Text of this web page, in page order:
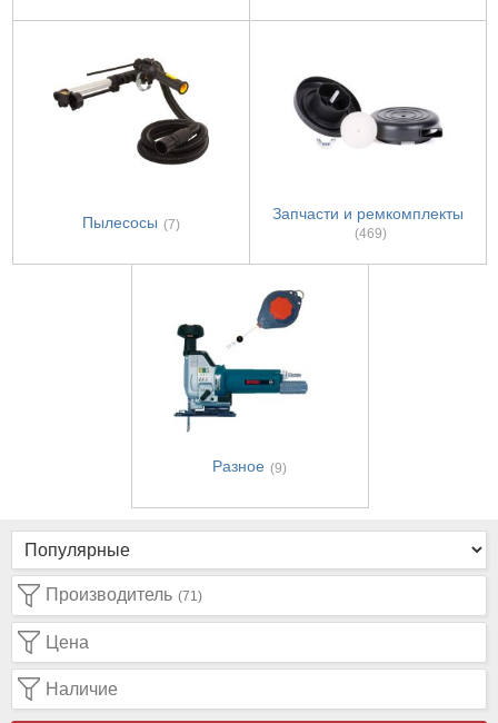
Пылесосы (7)
Запчасти и ремкомплекты
(469)
Разное (9)
Производитель (71)
Цена
Наличие